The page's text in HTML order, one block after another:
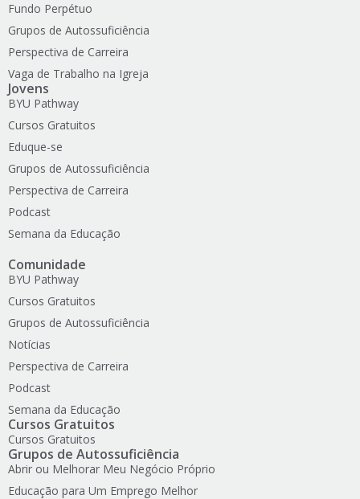
Fundo Perpétuo
Grupos de Autossuficiência
Perspectiva de Carreira
Vaga de Trabalho na Igreja
Jovens
BYU Pathway
Cursos Gratuitos
Eduque-se
Grupos de Autossuficiência
Perspectiva de Carreira
Podcast
Semana da Educação
Comunidade
BYU Pathway
Cursos Gratuitos
Grupos de Autossuficiência
Notícias
Perspectiva de Carreira
Podcast
Semana da Educação
Cursos Gratuitos
Cursos Gratuitos
Grupos de Autossuficiência
Abrir ou Melhorar Meu Negócio Próprio
Educação para Um Emprego Melhor